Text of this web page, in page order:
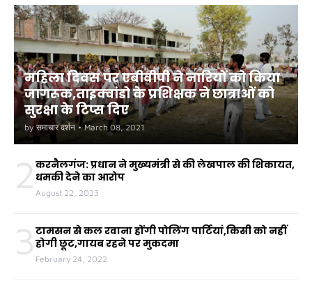
महिला दिवस पर एबीवीपी ने नारियों को किया
जागरूक,ताइक्वांडो के प्रशिक्षक ने छात्राओं को
सुरक्षा के टिप्स दिए
by समाचार दर्शन • March 08, 2021
2 करनैलगंज: प्रधान ने मुख्यमंत्री से की लेखपाल की शिकायत,
धमकी देने का आरोप
August 22, 2023
3 टामसन से कल रवाना होंगी पोलिंग पार्टियां,किसी को नहीं
होगी छूट,गायब रहने पर मुकदमा
February 24, 2022